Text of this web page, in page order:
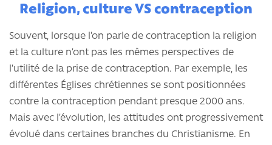
Religion, culture VS contraception
Souvent, lorsque l’on parle de contraception la religion
et la culture n’ont pas les mêmes perspectives de
l’utilité de la prise de contraception. Par exemple, les
différentes Églises chrétiennes se sont positionnées
contre la contraception pendant presque 2000 ans.
Mais avec l’évolution, les attitudes ont progressivement
évolué dans certaines branches du Christianisme. En